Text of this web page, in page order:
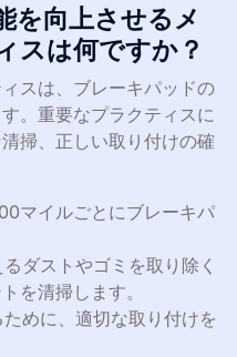
を向上させるメ
スは何ですか？
スは、ブレーキパッドの
。重要なプラクティスに
掃、正しい取り付けの確
マイルごとにブレーキパ
ダストやゴミを取り除く
を清掃します。
めに、適切な取り付けを